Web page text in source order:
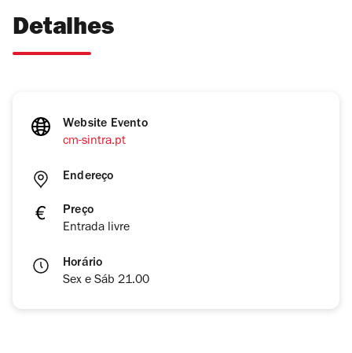
Detalhes
Website Evento
cm-sintra.pt
Endereço
Preço
Entrada livre
Horário
Sex e Sáb 21.00